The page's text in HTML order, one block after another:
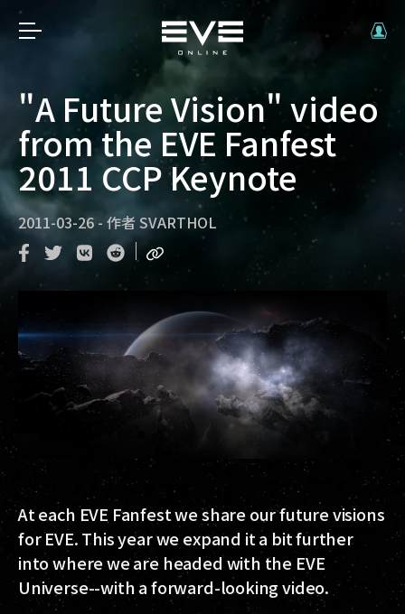
"A Future Vision" video
from the EVE Fanfest
2011 CCP Keynote
2011-03-26 - 作者 SVARTHOL
At each EVE Fanfest we share our future visions
for EVE. This year we expand it a bit further
into where we are headed with the EVE
Universe--with a forward-looking video.